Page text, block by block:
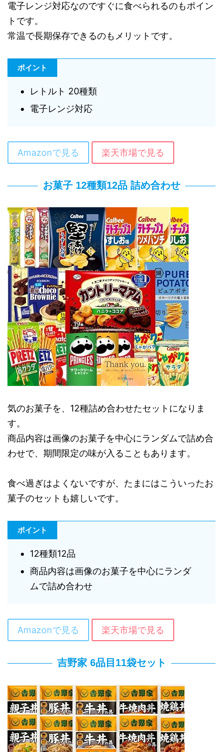
電子レンジ対応なのですぐに食べられるのもポイン
トです。
常温で長期保存できるのもメリットです。
ポイント
レトルト 20種類
電子レンジ対応
Amazonで見る 楽天市場で見る
お菓子 12種類12品 詰め合わせ
気のお菓子を、12種詰め合わせたセットになりま
す。
商品内容は画像のお菓子を中心にランダムで詰め合
わせで、期間限定の味が入ることもあります。
食べ過ぎはよくないですが、たまにはこういったお
菓子のセットも嬉しいです。
ポイント
12種類12品
商品内容は画像のお菓子を中心にランダ
ムで詰め合わせ
Amazonで見る 楽天市場で見る
吉野家 6品目11袋セット